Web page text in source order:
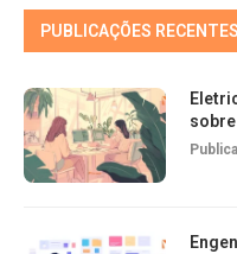
PUBLICAÇÕES RECENTES